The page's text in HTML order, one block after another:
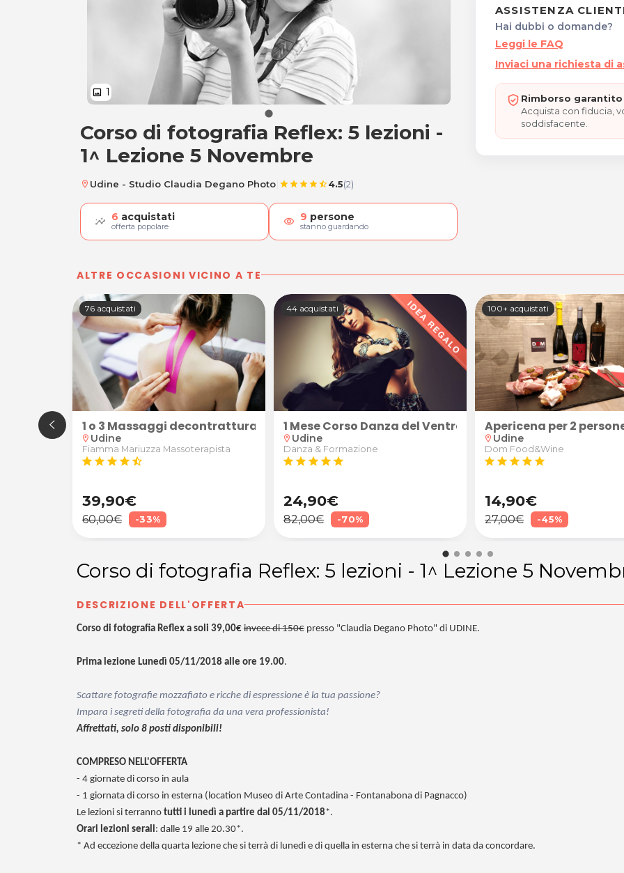
image 1
Corso di fotografia Reflex: 5 lezioni - 1^
Corso di fotografia Reflex: 5 lezioni -
1^ Lezione 5 Novembre
location_on Udine - Studio Claudia Degano Photo starstarstarstarstar_half4.5(2)
6 acquistati
offerta popolare visibility 9 persone
stanno guardando
ASSISTENZA
Hai dubbi o domande?
Leggi le FAQ
Inviaci una richiesta di
Rimborso
Acquista con fiducia,
soddisfacente.
ALTRE OCCASIONI VICINO A TE
da Elite della Bellezza a Udine
76 acquistati
1 o 3 Massaggi decontratturanti/sportivi schiena, cervicale, spalle e arti inferiori con
location_on Udine
Fiamma Mariuzza Massoterapista
star star star star star_half
39,90€
60,00€ -33%
44 acquistati
1 Mese Corso Danza del Ventre
location_on Udine
Danza & Formazione
star star star star star
24,90€
82,00€ -70%
100+ acquistati
Apericena per 2
location_on Udine
Dom Food&Wine
star star star star star
14,90€
27,00€ -45%
Corso di fotografia Reflex: 5 lezioni - 1^ Lezione 5
DESCRIZIONE DELL'OFFERTA
Corso di fotografia Reflex a soli 39,00€ invece di 150€ presso "Claudia Degano Photo" di UDINE.
Prima lezione Lunedì 05/11/2018 alle ore 19.00.
Scattare fotografie mozzafiato e ricche di espressione è la tua passione?
Impara i segreti della fotografia da una vera professionista!
Affrettati, solo 8 posti disponibili!
COMPRESO NELL'OFFERTA
- 4 giornate di corso in aula
- 1 giornata di corso in esterna (location Museo di Arte Contadina - Fontanabona di Pagnacco)
Le lezioni si terranno tutti i lunedì a partire dal 05/11/2018 *.
Orari lezioni serali: dalle 19 alle 20.30*.
* Ad eccezione della quarta lezione che si terrà di lunedì e di quella in esterna che si terrà in data da concordare.